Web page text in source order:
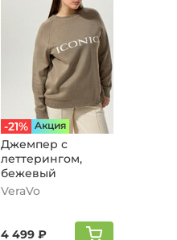
-21% Aкция
Джемпер с
леттерингом,
бежевый
VeraVo
4 499 ₽